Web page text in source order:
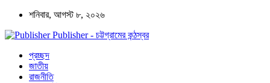
শনিবার, আগস্ট ৮, ২০২৬
Publisher - চট্টগ্রামের কন্ঠস্বর
প্রচ্ছদ
জাতীয়
রাজনীতি